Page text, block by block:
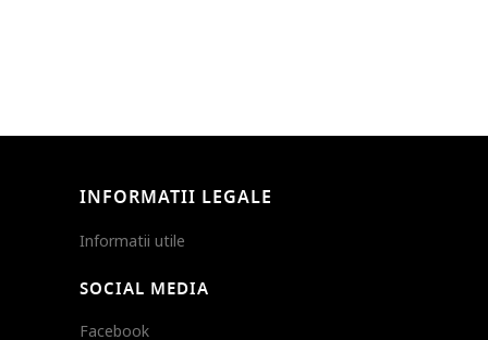
INFORMATII LEGALE
Informatii utile
SOCIAL MEDIA
Facebook